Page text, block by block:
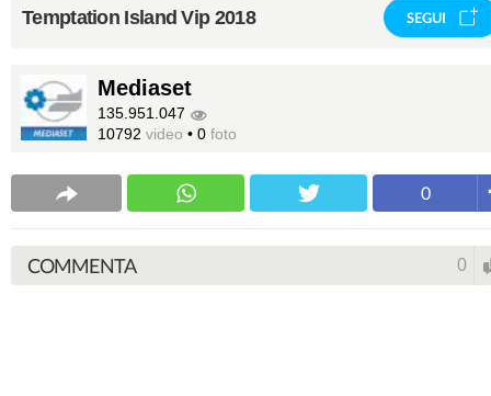
Temptation Island Vip 2018 SEGUI
Mediaset
135.951.047
10792 video • 0 foto
0
COMMENTA 0